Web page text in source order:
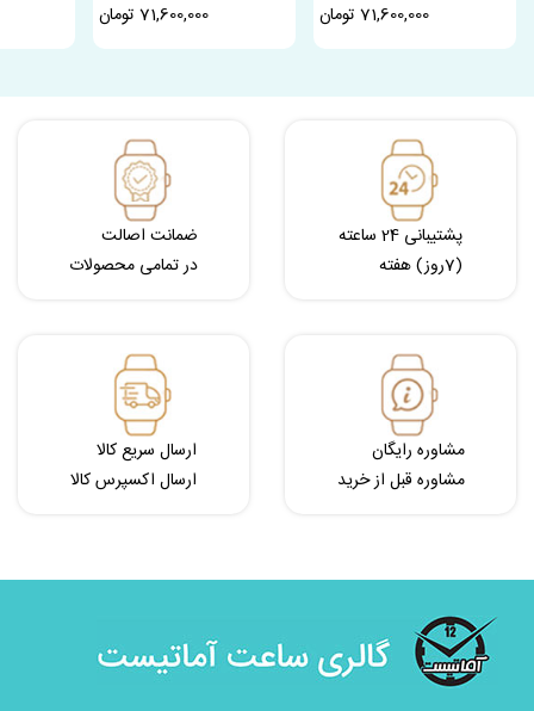
71,600,000 تومان 71,600,000 تومان
پشتیبانی 24 ساعته
(7روز) هفته
ضمانت اصالت
در تمامی محصولات
مشاوره رایگان
مشاوره قبل از خرید
ارسال سریع کالا
ارسال اکسپرس کالا